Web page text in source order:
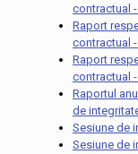
contractual
Raport
contractual -
Raport
contractual
Raportul
de
Sesiune de
Sesiune de